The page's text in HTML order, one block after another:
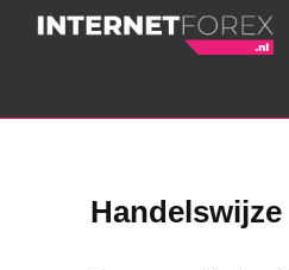
Wat is forex?
Handelswijze